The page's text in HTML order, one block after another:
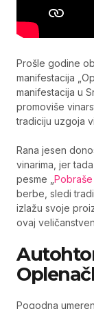
Prošle godine
manifestacija
manifestacija u
promoviše
tradiciju uzgoja
Rana jesen
vinarima, jer
pesme „
berbe, sledi
izlažu svoje
ovaj
Pogodna